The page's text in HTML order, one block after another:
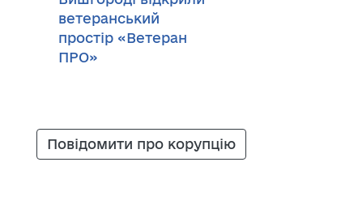
ветеранський
простір «Ветеран
ПРО»
Повідомити про корупцію